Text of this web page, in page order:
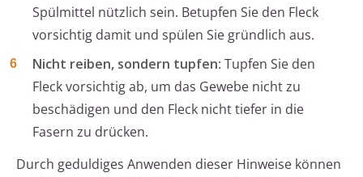
Spülmittel nützlich sein. Betupfen Sie den Fleck
vorsichtig damit und spülen Sie gründlich aus.
Nicht reiben, sondern tupfen: Tupfen Sie den
Fleck vorsichtig ab, um das Gewebe nicht zu
beschädigen und den Fleck nicht tiefer in die
Fasern zu drücken.
Durch geduldiges Anwenden dieser Hinweise können